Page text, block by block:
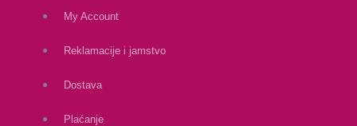
My Account
Reklamacije i jamstvo
Dostava
Plaćanje